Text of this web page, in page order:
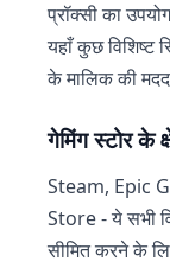
प्रॉक्सी का
यहाँ कुछ विशिष्ट
के मालिक की
गेमिंग स्टोर के
Steam, Epic
Store - ये सभी
सीमित करने के